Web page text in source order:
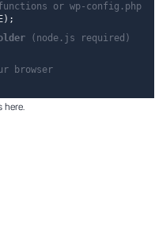
functions or wp-config.php
(node.js required)
browser
here.